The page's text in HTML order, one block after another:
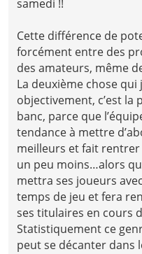
samedi !!
Cette différence de
forcément entre des
des amateurs, même
La deuxième chose qui
objectivement, c’est la
banc, parce que
tendance à mettre
meilleurs et fait
un peu moins…alors
mettra ses joueurs
temps de jeu et fera
ses titulaires en cours
Statistiquement ce
peut se décanter dans